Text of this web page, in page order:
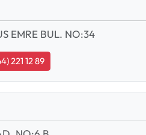
EMRE BUL. NO:34
221 12 89